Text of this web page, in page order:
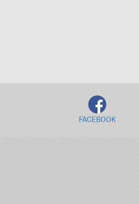
FACEBOOK